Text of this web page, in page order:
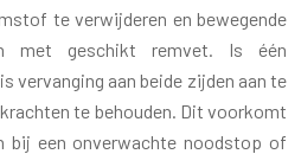
te verwijderen en bewegende
met geschikt remvet. Is één
vervanging aan beide zijden aan te
te behouden. Dit voorkomt
bij een onverwachte noodstop of